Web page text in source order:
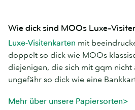
Wie dick sind MOOs Luxe-
Luxe-Visitenkarten mit
doppelt so dick wie MOOs
diejenigen, die sich mit gqm nicht
ungefähr so dick wie eine
Mehr über unsere Papiersorten>